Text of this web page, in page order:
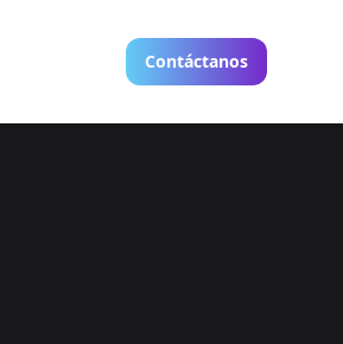
Contáctanos